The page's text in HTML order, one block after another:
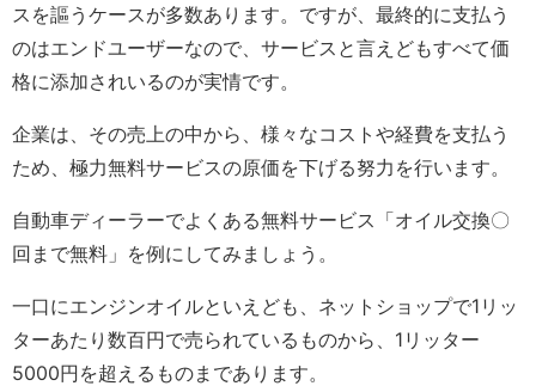
スを謳うケースが多数あります。ですが、最終的に支払う
のはエンドユーザーなので、サービスと言えどもすべて価
格に添加されいるのが実情です。
企業は、その売上の中から、様々なコストや経費を支払う
ため、極力無料サービスの原価を下げる努力を行います。
自動車ディーラーでよくある無料サービス「オイル交換〇
回まで無料」を例にしてみましょう。
一口にエンジンオイルといえども、ネットショップで1リッ
ターあたり数百円で売られているものから、1リッター
5000円を超えるものまであります。